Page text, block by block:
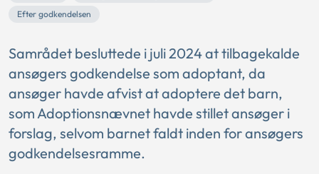
Efter godkendelsen
Samrådet besluttede i juli 2024 at tilbagekalde
ansøgers godkendelse som adoptant, da
ansøger havde afvist at adoptere det barn,
som Adoptionsnævnet havde stillet ansøger i
forslag, selvom barnet faldt inden for ansøgers
godkendelsesramme.